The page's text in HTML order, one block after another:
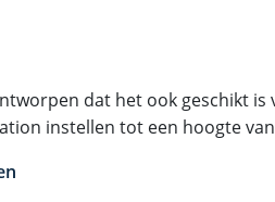
dat het ook geschikt is
instellen tot een hoogte